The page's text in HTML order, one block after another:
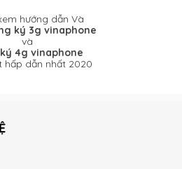
hướng dẫn Và
ký 3g vinaphone
và
4g vinaphone
hấp dẫn nhất 2020